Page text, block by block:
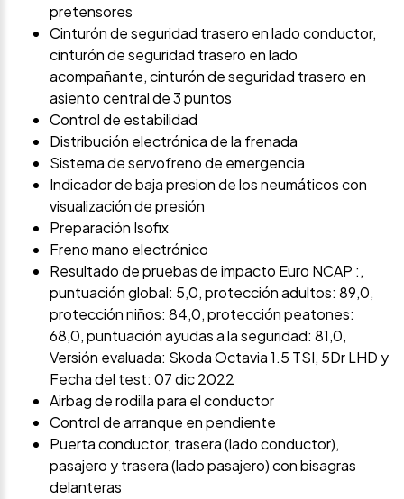
pretensores
Cinturón de seguridad trasero en lado conductor,
cinturón de seguridad trasero en lado
acompañante, cinturón de seguridad trasero en
asiento central de 3 puntos
Control de estabilidad
Distribución electrónica de la frenada
Sistema de servofreno de emergencia
Indicador de baja presion de los neumáticos con
visualización de presión
Preparación Isofix
Freno mano electrónico
Resultado de pruebas de impacto Euro NCAP :,
puntuación global: 5,0, protección adultos: 89,0,
protección niños: 84,0, protección peatones:
68,0, puntuación ayudas a la seguridad: 81,0,
Versión evaluada: Skoda Octavia 1.5 TSI, 5Dr LHD y
Fecha del test: 07 dic 2022
Airbag de rodilla para el conductor
Control de arranque en pendiente
Puerta conductor, trasera (lado conductor),
pasajero y trasera (lado pasajero) con bisagras
delanteras